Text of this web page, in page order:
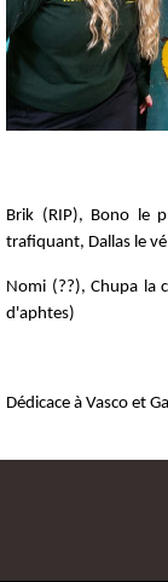
Brik (RIP), Bono le
trafiquant, Dallas le
Nomi (??), Chupa la
d'aphtes)
Dédicace à Vasco et